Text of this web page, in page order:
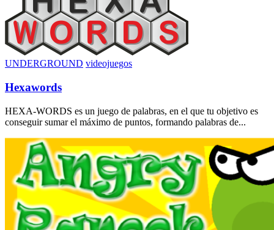
UNDERGROUND videojuegos
Hexawords
HEXA-WORDS es un juego de palabras, en el que tu objetivo es
conseguir sumar el máximo de puntos, formando palabras de...